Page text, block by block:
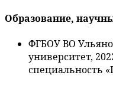
Образование,
ФГБОУ ВО
университет,
специальность